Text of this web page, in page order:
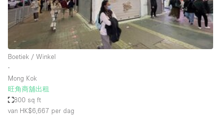
Evenementruimte
Foto / Filmstudio
Galerie
Hal
Herenhuis / Huis
Kantoorruimte
Kraampje / Kiosk / Stalletje
Boetiek / Winkel
∙
Mong Kok
旺角商舖出租
800 sq ft
van HK$6,667 per dag